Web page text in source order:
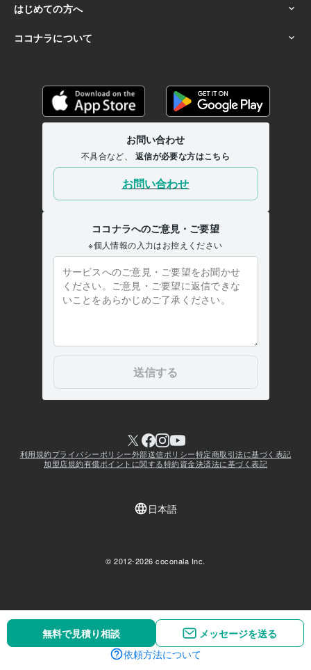
無料で見積り相談
メッセージを送る
無料で見積り相談
メッセージを送る
依頼方法について